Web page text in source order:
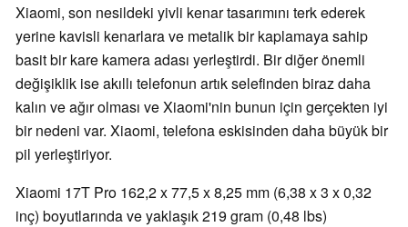
Xiaomi, son nesildeki yivli kenar tasarımını terk ederek
yerine kavisli kenarlara ve metalik bir kaplamaya sahip
basit bir kare kamera adası yerleştirdi. Bir diğer önemli
değişiklik ise akıllı telefonun artık selefinden biraz daha
kalın ve ağır olması ve Xiaomi'nin bunun için gerçekten iyi
bir nedeni var. Xiaomi, telefona eskisinden daha büyük bir
pil yerleştiriyor.
Xiaomi 17T Pro 162,2 x 77,5 x 8,25 mm (6,38 x 3 x 0,32
inç) boyutlarında ve yaklaşık 219 gram (0,48 lbs)